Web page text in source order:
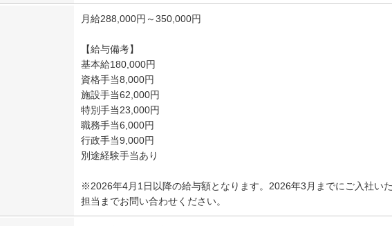
月給288,000円～350,000円
【給与備考】
基本給180,000円
資格手当8,000円
施設手当62,000円
特別手当23,000円
職務手当6,000円
行政手当9,000円
別途経験手当あり
※2026年4月1日以降の給与額となります。2026年3月までにご入社い
担当までお問い合わせください。